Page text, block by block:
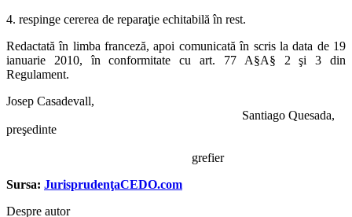
4. respinge cererea de reparaţie echitabilă în rest.
Redactată în limba franceză, apoi comunicată în scris la data de 19
ianuarie 2010, în conformitate cu art. 77 A§A§ 2 şi 3 din
Regulament.
Josep Casadevall,
Santiago Quesada,
preşedinte
grefier
Sursa: JurisprudenţaCEDO.com
Despre autor